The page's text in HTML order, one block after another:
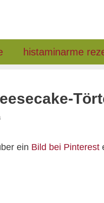
histaminarme
ein Bild bei Pinterest